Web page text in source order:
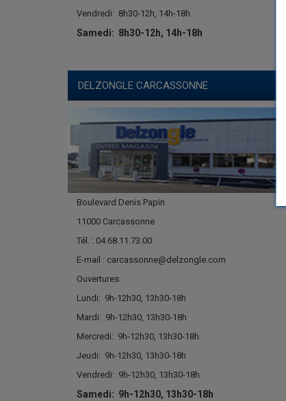
Vendredi: 8h30-12h, 14h-18h
Samedi: 8h30-12h, 14h-18h
DELZONGLE CARCASSONNE
Boulevard Denis Papin
11000 Carcassonne
Tél. : 04.68.11.73.00
E-mail : carcassonne@delzongle.com
Ouvertures:
Lundi: 9h-12h30, 13h30-18h
Mardi: 9h-12h30, 13h30-18h
Mercredi: 9h-12h30, 13h30-18h
Jeudi: 9h-12h30, 13h30-18h
Vendredi: 9h-12h30, 13h30-18h
Samedi: 9h-12h30, 13h30-18h